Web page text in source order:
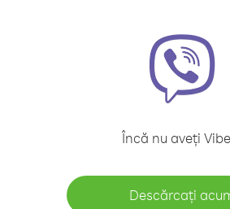
Încă nu aveți
Descărcați